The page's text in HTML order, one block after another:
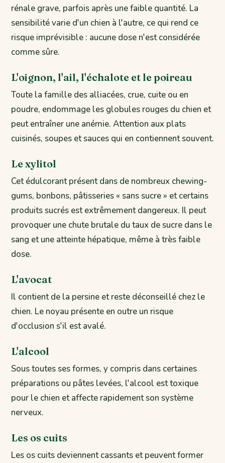
rénale grave, parfois après une faible quantité. La
sensibilité varie d'un chien à l'autre, ce qui rend ce
risque imprévisible : aucune dose n'est considérée
comme sûre.
L'oignon, l'ail, l'échalote et le poireau
Toute la famille des alliacées, crue, cuite ou en
poudre, endommage les globules rouges du chien et
peut entraîner une anémie. Attention aux plats
cuisinés, soupes et sauces qui en contiennent souvent.
Le xylitol
Cet édulcorant présent dans de nombreux chewing-
gums, bonbons, pâtisseries « sans sucre » et certains
produits sucrés est extrêmement dangereux. Il peut
provoquer une chute brutale du taux de sucre dans le
sang et une atteinte hépatique, même à très faible
dose.
L'avocat
Il contient de la persine et reste déconseillé chez le
chien. Le noyau présente en outre un risque
d'occlusion s'il est avalé.
L'alcool
Sous toutes ses formes, y compris dans certaines
préparations ou pâtes levées, l'alcool est toxique
pour le chien et affecte rapidement son système
nerveux.
Les os cuits
Les os cuits deviennent cassants et peuvent former